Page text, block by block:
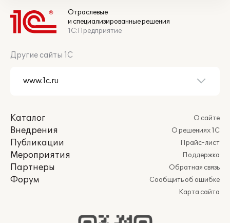
Отраслевые
и специализированные решения
1С:Предприятие
Другие сайты 1С
Каталог
Внедрения
Публикации
Мероприятия
Партнеры
Форум
О сайте
О решениях 1С
Прайс-лист
Поддержка
Обратная связь
Сообщить об ошибке
Карта сайта